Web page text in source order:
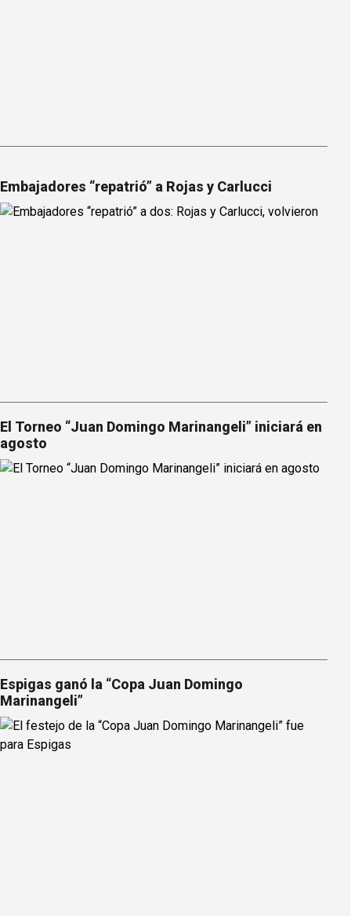
Embajadores “repatrió” a Rojas y Carlucci
El Torneo “Juan Domingo Marinangeli” iniciará en
agosto
Espigas ganó la “Copa Juan Domingo
Marinangeli”